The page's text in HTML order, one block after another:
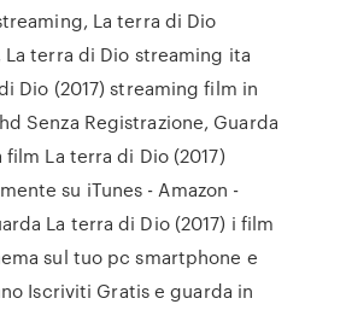
La terra di Dio
terra di Dio streaming ita
Dio (2017) streaming film in
Senza Registrazione, Guarda
La terra di Dio (2017)
su iTunes - Amazon -
La terra di Dio (2017) i film
sul tuo pc smartphone e
Iscriviti Gratis e guarda in